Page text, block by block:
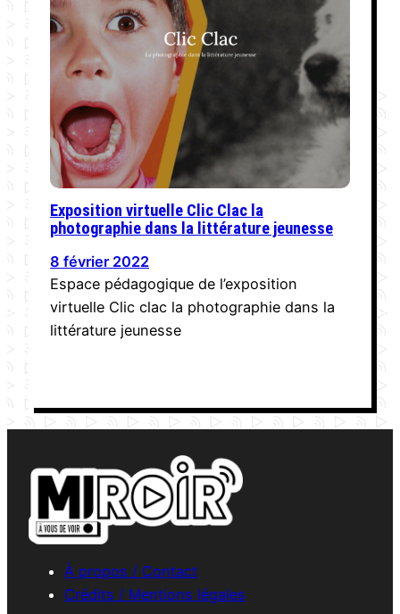
Exposition virtuelle Clic Clac la
photographie dans la littérature jeunesse
8 février 2022
Espace pédagogique de l’exposition
virtuelle Clic clac la photographie dans la
littérature jeunesse
À propos / Contact
Crédits / Mentions légales